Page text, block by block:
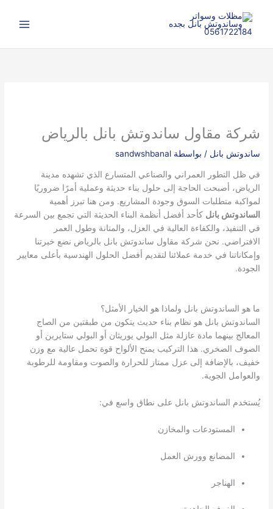
المحتوى
شركة مقاول ساندوتش بانل بالرياض
ساندوتش بانل / بواسطة sandwshbanal
في ظل التطور العمراني والصناعي المتسارع الذي تشهده مدينة
الرياض، أصبحت الحاجة إلى حلول بناء حديثة وعملية أمرًا ضروريًا
لمواكبة متطلبات السوق وجودة المشاريع. ومن هنا تبرز أهمية
الساندوتش بانل كأحد أفضل أنظمة البناء الحديثة التي تجمع بين السرعة
في التنفيذ، والكفاءة العالية في العزل، والمتانة وطول العمر
الافتراضي. نحن شركة مقاول ساندوتش بانل بالرياض نضع خبرتنا
وإمكاناتنا في خدمة عملائنا لتقديم أفضل الحلول الهندسية بأعلى معايير
الجودة.
ما هو الساندوتش بانل ولماذا هو الخيار الأمثل؟
الساندوتش بانل هو نظام بناء حديث يتكون من طبقتين من الصاج
المعالج بينهما مادة عازلة مثل البولي يوريثان أو البولي ستايرين أو
الصوف الصخري. هذا التركيب يمنح الألواح قوة تحمل عالية مع وزن
خفيف، بالإضافة إلى عزل ممتاز للحرارة والصوت ومقاومة للرطوبة
والعوامل الجوية.
يُستخدم الساندوتش بانل على نطاق واسع في:
المستودعات والمخازن
المصانع وورش العمل
الهناجر